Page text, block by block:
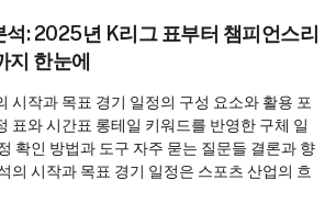
석: 2025년 K리그 표부터 챔피언스리
한눈에
시작과 목표 경기 일정의 구성 요소와 활용 포
표와 시간표 롱테일 키워드를 반영한 구체 일
확인 방법과 도구 자주 묻는 질문들 결론과 향
의 시작과 목표 경기 일정은 스포츠 산업의 흐